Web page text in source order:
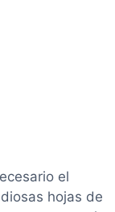
el
hojas de